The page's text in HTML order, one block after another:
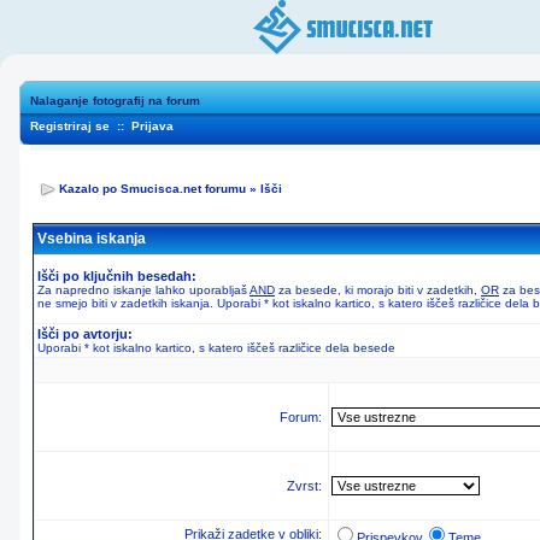
Nalaganje fotografij na forum
Registriraj se :: Prijava
Kazalo po Smucisca.net forumu » Išči
Vsebina iskanja
Išči po ključnih besedah:
Za napredno iskanje lahko uporabljašAND za besede, ki morajo biti v zadetkih, OR za
ne smejo biti v zadetkih iskanja. Uporabi * kot iskalno kartico, s katero iščeš različice dela
Išči po avtorju:
Uporabi * kot iskalno kartico, s katero iščeš različice dela besede
Forum:
Zvrst:
Prikaži zadetke v obliki: